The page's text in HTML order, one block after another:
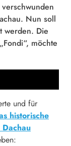
Nun soll
werden. Die
möchte
und für
historische